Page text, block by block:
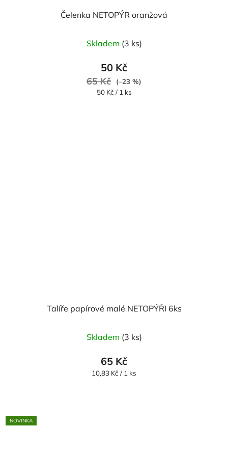
Čelenka NETOPÝR oranžová
Skladem (3 ks)
50 Kč
65 Kč
(–23 %)
Měrná
50 Kč / 1 ks
Talíře papírové malé NETOPÝŘI 6ks
Skladem (3 ks)
65 Kč
Měrná
10,83 Kč / 1 ks
NOVINKA